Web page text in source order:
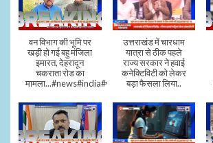
वन विभाग की भूमि पर
खड़ी हो गई बहु मंजिला
इमारत, देहरादून
चकराता रोड का
मामला...#news#india#video
उत्तराखंड में चारधाम
यात्रा से ठीक पहले
राज्य सरकार ने हवाई
कनेक्टिविटी को लेकर
बड़ा फैसला लिया..